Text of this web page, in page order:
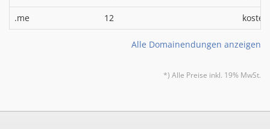
.me
12
Alle Domainendungen anzeigen
*) Alle Preise inkl. 19% MwSt.